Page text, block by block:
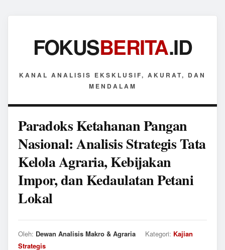
FOKUSBERITA.ID
KANAL ANALISIS EKSKLUSIF, AKURAT, DAN
MENDALAM
Paradoks Ketahanan Pangan
Nasional: Analisis Strategis Tata
Kelola Agraria, Kebijakan
Impor, dan Kedaulatan Petani
Lokal
Oleh: Dewan Analisis Makro & Agraria Kategori: Kajian
Strategis